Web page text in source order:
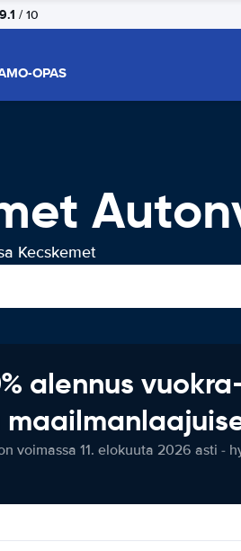
9.1 / 10
OPAS
Kecskemet
alennus
voimassa 11. elokuuta 2026 asti -